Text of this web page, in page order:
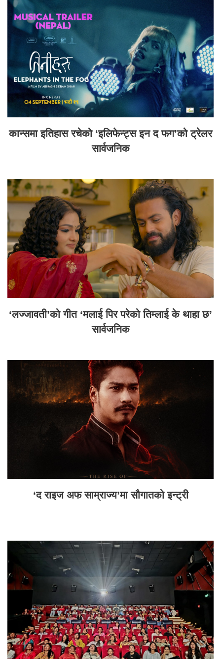
कान्समा इतिहास रचेको ‘इलिफेन्ट्स इन द फग’को ट्रेलर
सार्वजनिक
‘लज्जावती’को गीत ‘मलाई पिर परेको तिम्लाई के थाहा छ’
सार्वजनिक
‘द राइज अफ साम्राज्य’मा सौगातको इन्ट्री